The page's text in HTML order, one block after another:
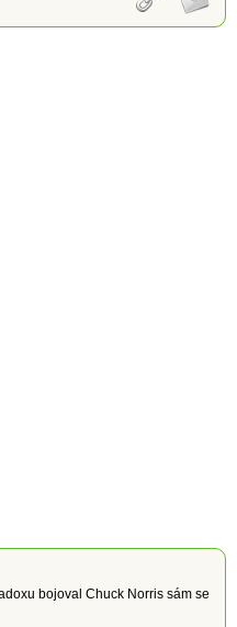
bojoval Chuck Norris sám se